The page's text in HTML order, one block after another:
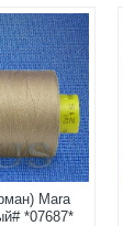
Mara
*07687*